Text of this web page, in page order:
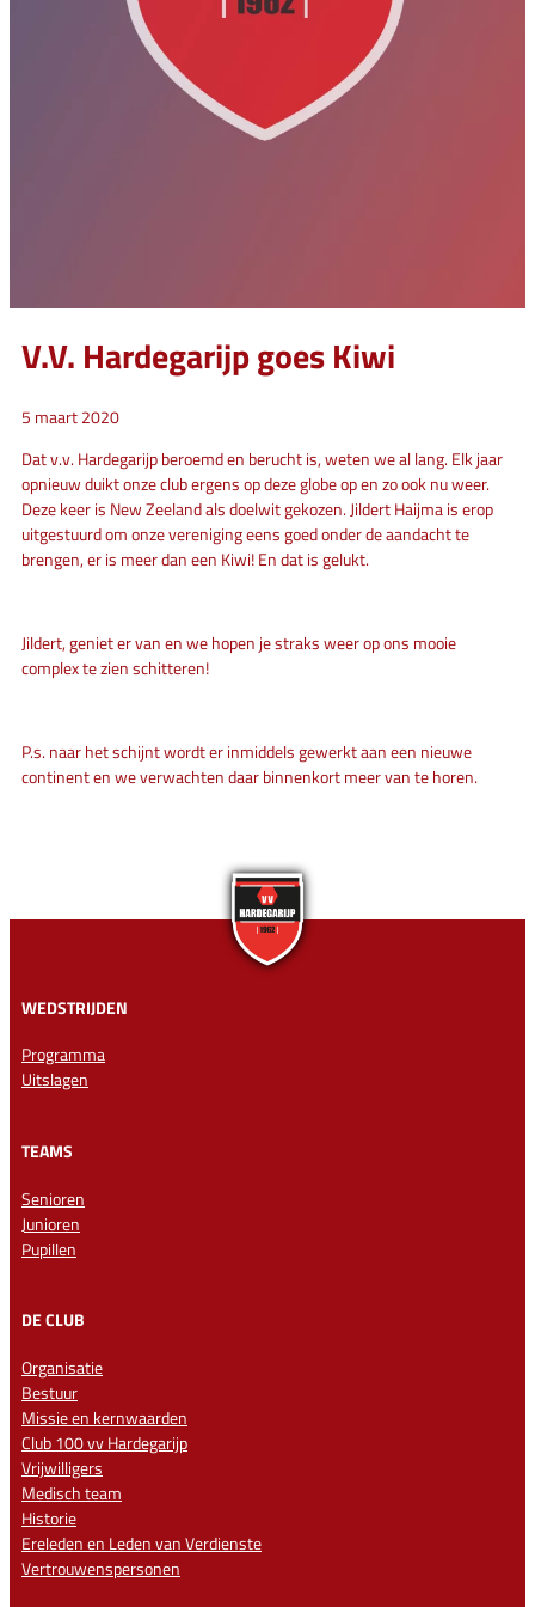
V.V. Hardegarijp goes Kiwi
5 maart 2020
Dat v.v. Hardegarijp beroemd en berucht is, weten we al lang. Elk jaar
opnieuw duikt onze club ergens op deze globe op en zo ook nu weer.
Deze keer is New Zeeland als doelwit gekozen. Jildert Haijma is erop
uitgestuurd om onze vereniging eens goed onder de aandacht te
brengen, er is meer dan een Kiwi! En dat is gelukt.
Jildert, geniet er van en we hopen je straks weer op ons mooie
complex te zien schitteren!
P.s. naar het schijnt wordt er inmiddels gewerkt aan een nieuwe
continent en we verwachten daar binnenkort meer van te horen.
WEDSTRIJDEN
Programma
Uitslagen
TEAMS
Senioren
Junioren
Pupillen
DE CLUB
Organisatie
Bestuur
Missie en kernwaarden
Club 100 vv Hardegarijp
Vrijwilligers
Medisch team
Historie
Ereleden en Leden van Verdienste
Vertrouwenspersonen